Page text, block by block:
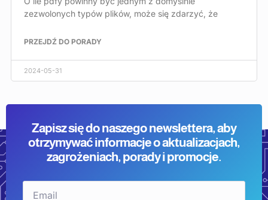
zezwolonych typów plików, może się zdarzyć, że
PRZEJDŹ DO PORADY
2024-05-31
Zapisz się do naszego newslettera, aby
otrzymywać informacje o aktualizacjach,
zagrożeniach, porady i promocje.